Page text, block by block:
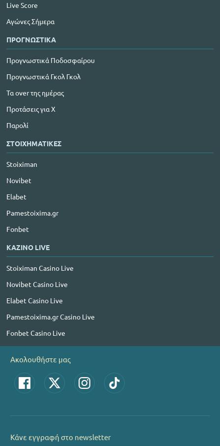
Live Score
Αγώνες Σήμερα
ΠΡΟΓΝΩΣΤΙΚΑ
Προγνωστικά Ποδοσφαίρου
Προγνωστικά Γκολ Γκολ
Τα over της ημέρας
Προτάσεις για Χ
Παρολί
ΣΤΟΙΧΗΜΑΤΙΚΕΣ
Stoiximan
Novibet
Elabet
Pamestoixima.gr
Fonbet
ΚΑΖΙΝΟ LIVE
Stoiximan Casino Live
Novibet Casino Live
Elabet Casino Live
Pamestoixima.gr Casino Live
Fonbet Casino Live
Ακολουθήστε μας
Κάνε εγγραφή στο newsletter